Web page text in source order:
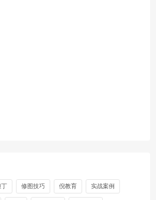
丁 修图技巧 倪教育 实战案例